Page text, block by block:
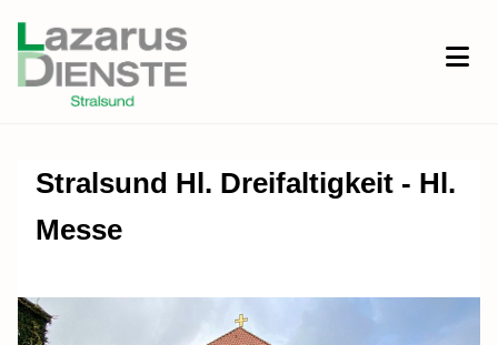
Stralsund Hl. Dreifaltigkeit - Hl.
Messe